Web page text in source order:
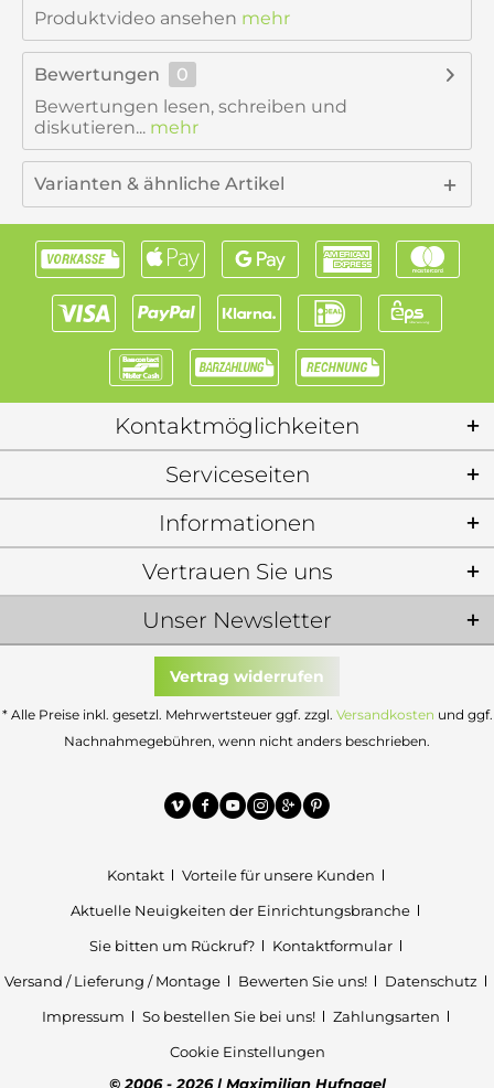
Produktvideo ansehen mehr
Bewertungen
0
Bewertungen lesen, schreiben und
diskutieren... mehr
Varianten & ähnliche Artikel
Kontaktmöglichkeiten
Serviceseiten
Informationen
Unser Newsletter
Vertrauen Sie uns
Vertrag widerrufen
* Alle Preise inkl. gesetzl. Mehrwertsteuer ggf. zzgl. Versandkosten und ggf.
Nachnahmegebühren, wenn nicht anders beschrieben.
Kontakt
Vorteile für unsere Kunden
Aktuelle Neuigkeiten der Einrichtungsbranche
Sie bitten um Rückruf?
Kontaktformular
Versand / Lieferung / Montage
Bewerten Sie uns!
Datenschutz
Impressum
So bestellen Sie bei uns!
Zahlungsarten
Cookie Einstellungen
© 2006 - 2026 | Maximilian Hufnagel